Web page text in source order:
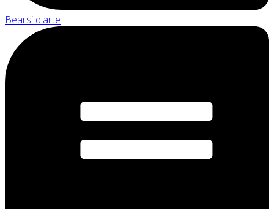
Bearsi d'arte